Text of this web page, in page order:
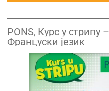
PONS, Курс у стрипу –
Француски језик